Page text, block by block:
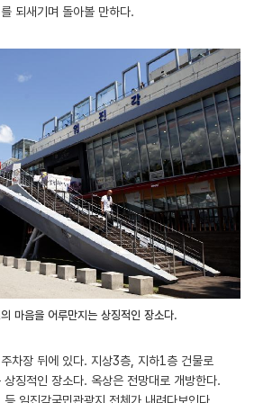
되새기며 돌아볼 만하다.
마음을 어루만지는 상징적인 장소다.
차장 뒤에 있다. 지상3층, 지하1층 건물로
징적인 장소다. 옥상은 전망대로 개방한다.